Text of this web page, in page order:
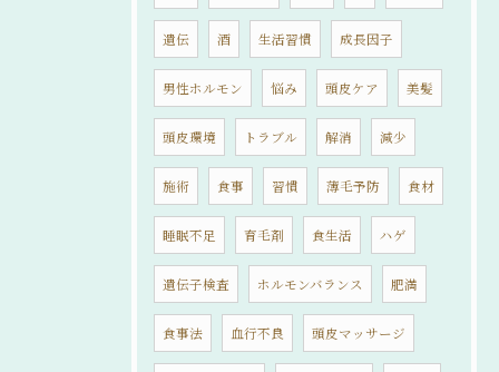
遺伝 酒 生活習慣 成長因子
男性ホルモン 悩み 頭皮ケア 美髪
頭皮環境 トラブル 解消 減少
施術 食事 習慣 薄毛予防 食材
睡眠不足 育毛剤 食生活 ハゲ
遺伝子検査 ホルモンバランス 肥満
食事法 血行不良 頭皮マッサージ